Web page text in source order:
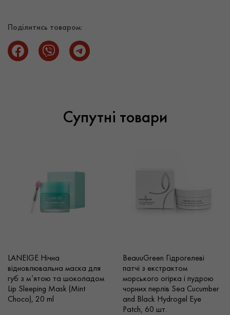
під замовлення на суму від 3000 гривень. Постачальник
косметики Sparcos пропонує постійним клієнтам
закупівлю оптом за приємними цінами, а також зручну
доставку косметики по Києву та іншим містам України.
Поділитись товаром:
Супутні товари
LANEIGE Нічна
відновлювальна маска для
губ з м’ятою та шоколадом
Lip Sleeping Mask (Mint
Choco), 20 ml
BeauuGreen Гідрогелеві
патчі з екстрактом
морського огірка і пудрою
чорних перлів Sea Cucumber
and Black Hydrogel Eye
Patch, 60 шт.